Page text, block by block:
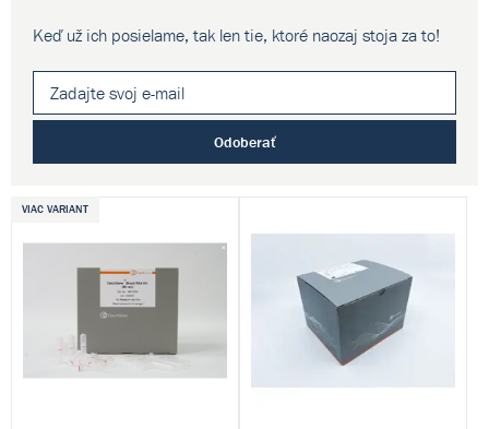
Keď už ich posielame, tak len tie, ktoré naozaj stoja za to!
Odoberať
VIAC VARIANT